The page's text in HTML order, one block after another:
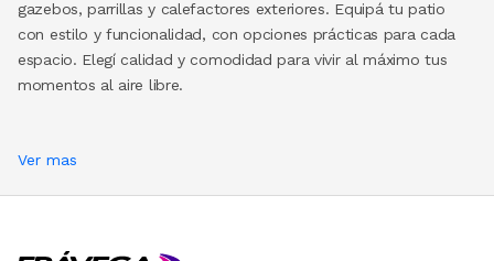
gazebos, parrillas y calefactores exteriores. Equipá tu patio
con estilo y funcionalidad, con opciones prácticas para cada
espacio. Elegí calidad y comodidad para vivir al máximo tus
momentos al aire libre.
Ver mas